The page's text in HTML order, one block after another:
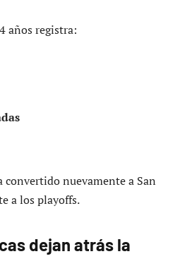
años registra:
convertido nuevamente a San
a los playoffs.
dejan atrás la